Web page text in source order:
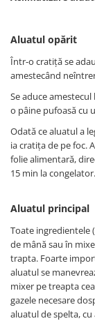
Aluatul opărit
Într-o cratiță se
amestecând
Se aduce
o pâine pufoasă cu
Odată ce aluatul a
ia cratița de pe foc.
folie alimentară,
15 min la congelator.
Aluatul principal
Toate ingredientele
de mână sau în
trapta. Foarte
aluatul se
mixer pe treapta
gazele necesare
aluatul de spelta,